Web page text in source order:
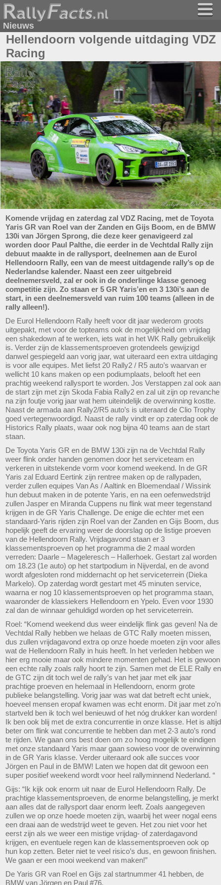
Nieuws
Hellendoorn volgende uitdaging VDZ
Racing
Komende vrijdag en zaterdag zal VDZ Racing, met de Toyota
Yaris GR van Roel van der Zanden en Gijs Boom, en de BMW
130i van Jörgen Sprong, die deze keer genavigeerd zal
worden door Paul Palthe, die eerder in de Vechtdal Rally zijn
debuut maakte in de rallysport, deelnemen aan de Eurol
Hellendoorn Rally, een van de meest uitdagende rally’s op de
Nederlandse kalender. Naast een zeer uitgebreid
deelnemersveld, zal er ook in de onderlinge klasse genoeg
competitie zijn. Zo staan er 5 GR Yaris’en en 3 130i’s aan de
start, in een deelnemersveld van ruim 100 teams (alleen in de
rally alleen!).
De Eurol Hellendoorn Rally heeft voor dit jaar wederom groots
uitgepakt, met voor de topteams ook de mogelijkheid om vrijdag
een shakedown af te werken, iets wat in het WK Rally gebruikelijk
is. Verder zijn de klassementsproeven grotendeels gewijzigd
danwel gespiegeld aan vorig jaar, wat uiteraard een extra uitdaging
is voor alle equipes. Met liefst 20 Rally2 / R5 auto’s waarvan er
wellicht 10 kans maken op een podiumplaats, belooft het een
prachtig weekend rallysport te worden. Jos Verstappen zal ook aan
de start zijn met zijn Skoda Fabia Rally2 en zal uit zijn op revanche
na zijn foutje vorig jaar wat hem uiteindelijk de overwinning kostte.
Naast de armada aan Rally2/R5 auto’s is uiteraard de Clio Trophy
goed vertegenwoordigd. Naast de rally vindt er op zaterdag ook de
Historics Rally plaats, waar ook nog bijna 40 teams aan de start
staan.
De Toyota Yaris GR en de BMW 130i zijn na de Vechtdal Rally
weer flink onder handen genomen door het serviceteam en
verkeren in uitstekende vorm voor komend weekend. In de GR
Yaris zal Eduard Eertink zijn rentree maken op de rallypaden,
verder zullen equipes Van As / Aaltink en Bloemendaal / Wissink
hun debuut maken in de potente Yaris, en na een oefenwedstrijd
zullen Jasper en Miranda Cuppens nu flink wat meer tegenstand
krijgen in de GR Yaris Challenge. De enige die echter met een
standaard-Yaris rijden zijn Roel van der Zanden en Gijs Boom, dus
hopelijk geeft de ervaring weer de doorslag op de listige proeven
van de Hellendoorn Rally. Vrijdagavond staan er 3
klassementsproeven op het programma die 2 maal worden
verreden: Daarle – Mageleresch – Hallerhoek. Gestart zal worden
om 18.23 (1e auto) op het startpodium in Nijverdal, en de avond
wordt afgesloten rond middernacht op het serviceterrein (Dieka
Markelo). Op zaterdag wordt gestart met 45 minuten service,
waarna er nog 10 klassementsproeven op het programma staan,
waaronder de klassiekers Hellendoorn en Ypelo. Even voor 1930
zal dan de winnaar gehuldigd worden op het serviceterrein.
Roel: “Komend weekend dus weer eindelijk flink gas geven! Na de
Vechtdal Rally hebben we helaas de GTC Rally moeten missen,
dus zullen vrijdagavond extra op onze hoede moeten zijn voor alles
wat de Hellendoorn Rally in huis heeft. In het verleden hebben we
hier erg mooie maar ook mindere momenten gehad. Het is gewoon
een echte rally zoals rally hoort te zijn. Samen met de ELE Rally en
de GTC zijn dit toch wel de rally’s van het jaar met elk jaar
prachtige proeven en helemaal in Hellendoorn, enorm grote
publieke belangstelling. Vorig jaar was wat dat betreft echt uniek,
hoeveel mensen eropaf kwamen was echt enorm. Dit jaar met zo’n
startveld ben ik toch wel benieuwd of het nóg drukker kan worden!
Ik ben ook blij met de extra concurrentie in onze klasse. Het is altijd
beter om flink wat concurrentie te hebben dan met 2-3 auto’s rond
te rijden. We gaan ons best doen om zo hoog mogelijk te eindigen
met onze standaard Yaris maar gaan sowieso voor de overwinning
in de GR Yaris klasse. Verder uiteraard ook alle succes voor
Jörgen en Paul in de BMW! Laten we hopen dat dit gewoon een
super positief weekend wordt voor heel rallyminnend Nederland. “
Gijs: “Ik kijk ook enorm uit naar de Eurol Hellendoorn Rally. De
prachtige klassementsproeven, de enorme belangstelling, je merkt
aan alles dat de rallysport daar enorm leeft. Zoals aangegeven
zullen we op onze hoede moeten zijn, waarbij het weer nogal eens
een draai aan de wedstrijd weet te geven. Het zou niet voor het
eerst zijn als we weer een mistige vrijdag- of zaterdagavond
krijgen, en eventuele regen kan de klassementsproeven ook op
hun kop zetten. Beter niet te veel risico’s dus, en gewoon finishen.
We gaan er een mooi weekend van maken!”
De Yaris GR van Roel en Gijs zal startnummer 41 hebben, de
BMW van Jörgen en Paul #76.